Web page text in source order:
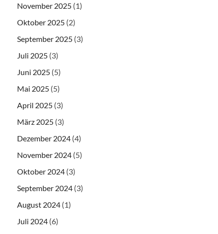
November 2025 (1)
Oktober 2025 (2)
September 2025 (3)
Juli 2025 (3)
Juni 2025 (5)
Mai 2025 (5)
April 2025 (3)
März 2025 (3)
Dezember 2024 (4)
November 2024 (5)
Oktober 2024 (3)
September 2024 (3)
August 2024 (1)
Juli 2024 (6)